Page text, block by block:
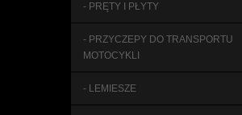
- PRĘTY I PŁYTY
- PRZYCZEPY DO TRANSPORTU
MOTOCYKLI
- LEMIESZE